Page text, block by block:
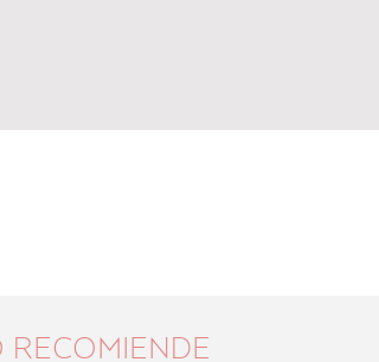
RECOMIENDE